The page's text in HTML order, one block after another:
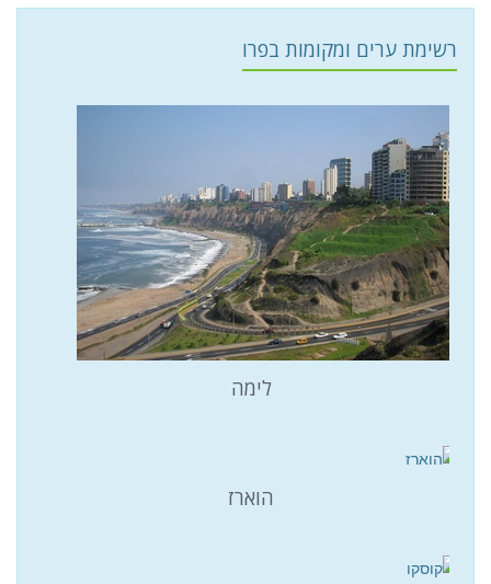
רשימת ערים ומקומות בפרו
לימה
הוארז